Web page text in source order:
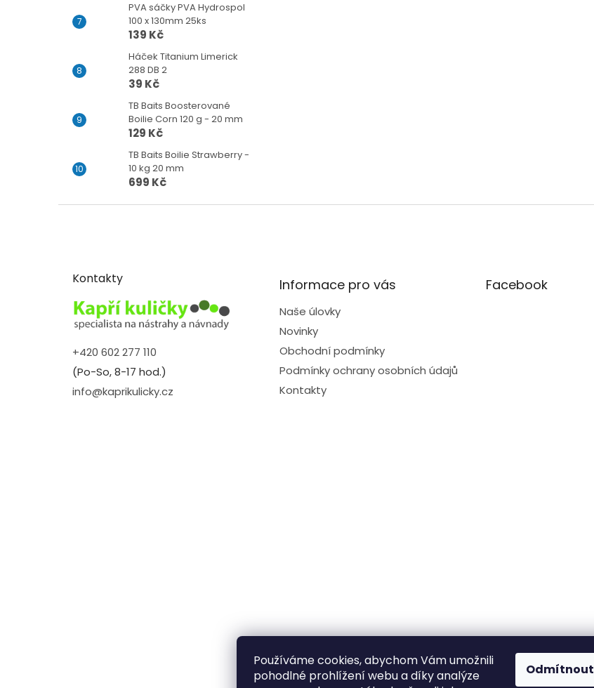
Používáme cookies, abychom Vám umožnili
pohodlné prohlížení webu a díky analýze
Odmítnout
PVA sáčky PVA Hydrospol
100 x 130mm 25ks
139 Kč
Háček Titanium Limerick
288 DB 2
39 Kč
TB Baits Boosterované
Boilie Corn 120 g - 20 mm
129 Kč
TB Baits Boilie Strawberry -
10 kg 20 mm
699 Kč
Kontakty
+420 602 277 110
(Po-So, 8-17 hod.)
info@kaprikulicky.cz
Informace pro vás
Naše úlovky
Novinky
Obchodní podmínky
Podmínky ochrany osobních údajů
Kontakty
Facebook